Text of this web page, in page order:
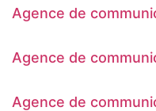
Agence de
Agence de
Agence de